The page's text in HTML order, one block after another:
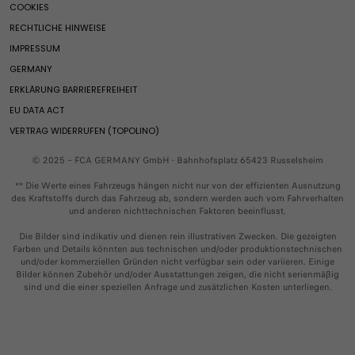
Grizzly
Grizzly Fastback
Grande Panda Benziner​
600 Benziner​
600 Street
600 Sport
Qubo L
Service-Checks
Glas Service
Sonderkulanz für 1.5 BlueHDi-Dieselmotoren
Serviceinformationen 1.5 BlueHDi-Diesel Motoren
SERVICE & KONNEKTIVITÄT
Exklusive Services
VideoCheck
Rettungsdatenblätter
TEILE & ZUBEHÖR
Ersatzteile
Zubehör
Fiat Professional Assistance
Service & Konnektivität
Exklusive Services
Connected Services
Rettungsdatenblätter
Teile & Zubehör
Ersatzteile
Zubehör und Umbauten für Fiat Professional Nutzfahrzeuge
Merchandising
Sonderserie RED
Fiat Autonomy
Casa Fiat
Ehemalige Modelle
Fiat Club
Newsletter
Fiat Professional
Ehemalige Modelle
COOKIES
RECHTLICHE HINWEISE
IMPRESSUM
GERMANY
ERKLÄRUNG BARRIEREFREIHEIT
EU DATA ACT
VERTRAG WIDERRUFEN (TOPOLINO)
© 2025 – FCA GERMANY GmbH - Bahnhofsplatz 65423 Russelsheim
** Die Werte eines Fahrzeugs hängen nicht nur von der effizienten Ausnutzung
des Kraftstoffs durch das Fahrzeug ab, sondern werden auch vom Fahrverhalten
und anderen nichttechnischen Faktoren beeinflusst.​
Die Bilder sind indikativ und dienen rein illustrativen Zwecken. Die gezeigten
Farben und Details könnten aus technischen und/oder produktionstechnischen
und/oder kommerziellen Gründen nicht verfügbar sein oder variieren. Einige
Bilder können Zubehör und/oder Ausstattungen zeigen, die nicht serienmäßig
sind und die einer speziellen Anfrage und zusätzlichen Kosten unterliegen.